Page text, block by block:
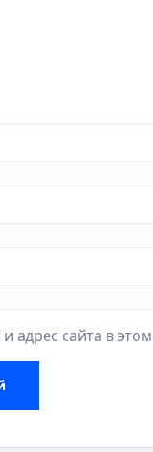
адрес сайта в